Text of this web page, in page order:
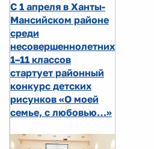
C 1 апреля в Ханты-
Мансийском районе
среди
несовершеннолетних
1–11 классов
стартует районный
конкурс детских
рисунков «О моей
семье, с любовью…»